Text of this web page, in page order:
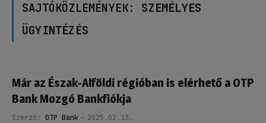
SAJTÓKÖZLEMÉNYEK: SZEMÉLYES
ÜGYINTÉZÉS
Már az Észak-Alföldi régióban is elérhető a OTP
Bank Mozgó Bankfiókja
Szerző: OTP Bank 2025.02.13.